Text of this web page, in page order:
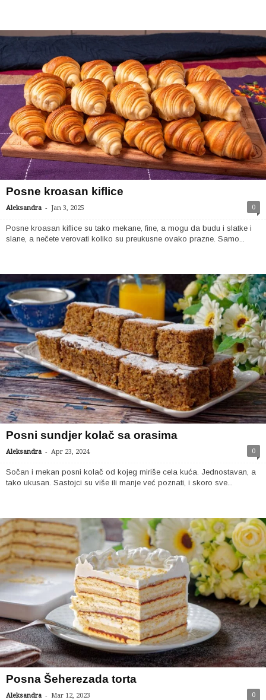
Posne kroasan kiflice
Aleksandra - Jan 3, 2025 0
Posne kroasan kiflice su tako mekane, fine, a mogu da budu i slatke i
slane, a nečete verovati koliko su preukusne ovako prazne. Samo...
Posni sundjer kolač sa orasima
Aleksandra - Apr 23, 2024 0
Sočan i mekan posni kolač od kojeg miriše cela kuća. Jednostavan, a
tako ukusan. Sastojci su više ili manje već poznati, i skoro sve...
Posna Šeherezada torta
Aleksandra - Mar 12, 2023 0